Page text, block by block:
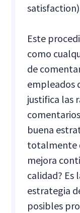
Este
como
de
empleados
justifica las
buena
totalmente
mejora
calidad? Es
estrategia
posibles